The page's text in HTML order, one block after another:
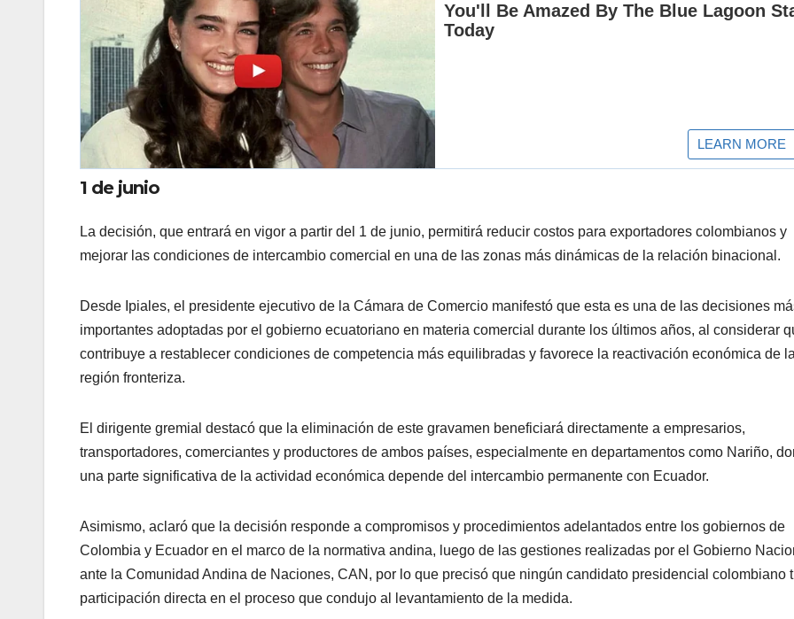
1 de junio
La decisión, que entrará en vigor a partir del 1 de junio, permitirá reducir costos para exportadores colombianos y
mejorar las condiciones de intercambio comercial en una de las zonas más dinámicas de la relación binacional.
Desde Ipiales, el presidente ejecutivo de la Cámara de Comercio manifestó que esta es una de las decisiones
importantes adoptadas por el gobierno ecuatoriano en materia comercial durante los últimos años, al considerar
contribuye a restablecer condiciones de competencia más equilibradas y favorece la reactivación económica de
región fronteriza.
El dirigente gremial destacó que la eliminación de este gravamen beneficiará directamente a empresarios,
transportadores, comerciantes y productores de ambos países, especialmente en departamentos como Nariño,
una parte significativa de la actividad económica depende del intercambio permanente con Ecuador.
Asimismo, aclaró que la decisión responde a compromisos y procedimientos adelantados entre los gobiernos de
Colombia y Ecuador en el marco de la normativa andina, luego de las gestiones realizadas por el Gobierno
ante la Comunidad Andina de Naciones, CAN, por lo que precisó que ningún candidato presidencial colombiano
participación directa en el proceso que condujo al levantamiento de la medida.